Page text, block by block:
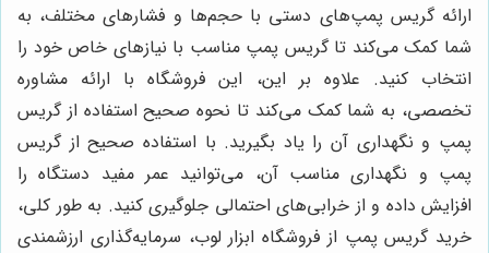
ارائه گریس پمپ‌های دستی با حجم‌ها و فشارهای مختلف، به
شما کمک می‌کند تا گریس پمپ مناسب با نیازهای خاص خود را
انتخاب کنید. علاوه بر این، این فروشگاه با ارائه مشاوره
تخصصی، به شما کمک می‌کند تا نحوه صحیح استفاده از گریس
پمپ و نگهداری آن را یاد بگیرید. با استفاده صحیح از گریس
پمپ و نگهداری مناسب آن، می‌توانید عمر مفید دستگاه را
افزایش داده و از خرابی‌های احتمالی جلوگیری کنید. به طور کلی،
خرید گریس پمپ از فروشگاه ابزار لوب، سرمایه‌گذاری ارزشمندی